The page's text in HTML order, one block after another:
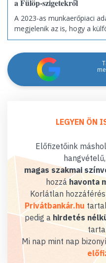
a Fülöp-szigetekről
A 2023-as munkaerőpiaci
megjelenik az is, hogy a
LEGYEN ÖN
Előfizetőink
magas szakmai
hozzáhavonta
Korlátlan
Privátbankár.hu
pedig a hirdetés
Mi nap mint nap